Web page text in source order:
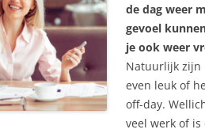
de dag weer
gevoel
je ook weer
Natuurlijk zijn
even leuk of
off-day.
veel werk of